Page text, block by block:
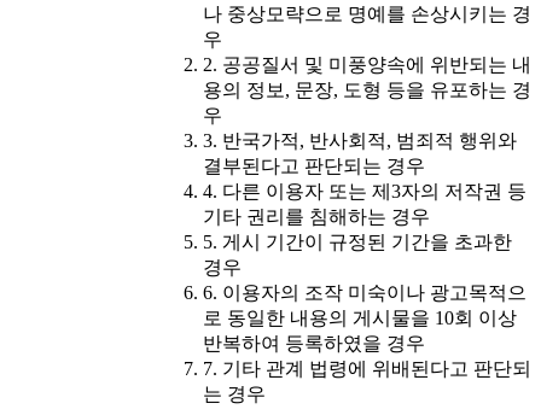
나 중상모략으로 명예를 손상시키는 경
우
2. 공공질서 및 미풍양속에 위반되는 내
용의 정보, 문장, 도형 등을 유포하는 경
우
3. 반국가적, 반사회적, 범죄적 행위와
결부된다고 판단되는 경우
4. 다른 이용자 또는 제3자의 저작권 등
기타 권리를 침해하는 경우
5. 게시 기간이 규정된 기간을 초과한
경우
6. 이용자의 조작 미숙이나 광고목적으
로 동일한 내용의 게시물을 10회 이상
반복하여 등록하였을 경우
7. 기타 관계 법령에 위배된다고 판단되
는 경우